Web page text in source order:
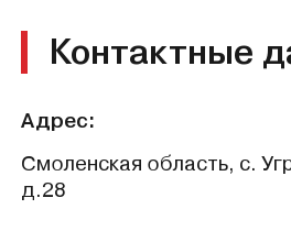
Контактные
Адрес:
Смоленская область, с.
д.28